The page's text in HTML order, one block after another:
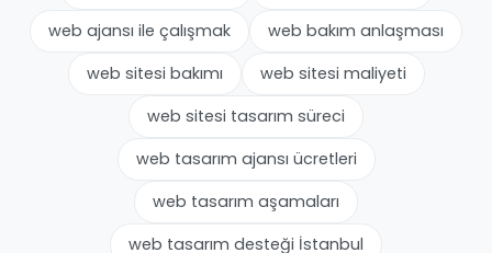
web ajansı ile çalışmak
web bakım anlaşması
web sitesi bakımı
web sitesi maliyeti
web sitesi tasarım süreci
web tasarım ajansı ücretleri
web tasarım aşamaları
web tasarım desteği İstanbul